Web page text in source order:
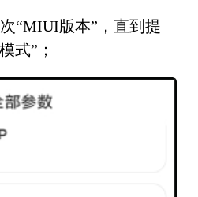
“MIUI版本”，直到提
式”；